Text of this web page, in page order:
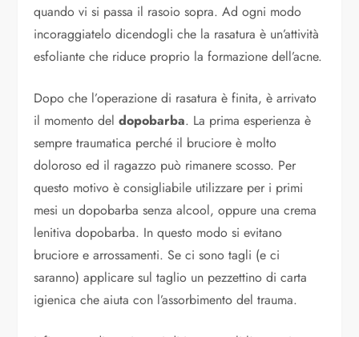
quando vi si passa il rasoio sopra. Ad ogni modo
incoraggiatelo dicendogli che la rasatura è un’attività
esfoliante che riduce proprio la formazione dell’acne.
Dopo che l’operazione di rasatura è finita, è arrivato
il momento deldopobarba. La prima esperienza è
sempre traumatica perché il bruciore è molto
doloroso ed il ragazzo può rimanere scosso. Per
questo motivo è consigliabile utilizzare per i primi
mesi un dopobarba senza alcool, oppure una crema
lenitiva dopobarba. In questo modo si evitano
bruciore e arrossamenti. Se ci sono tagli (e ci
saranno) applicare sul taglio un pezzettino di carta
igienica che aiuta con l’assorbimento del trauma.